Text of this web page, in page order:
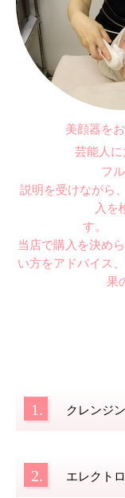
美顔器を
芸能人
フ
説明を受けながら
入を
す
当店で購入を決め
い方をアドバイス
果
1. クレンジ
2. エレクト